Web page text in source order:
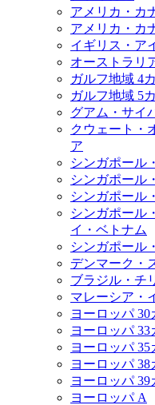
アメリカ・カ
アメリカ・カ
イギリス・ア
オーストラリ
ガルフ地域 4
ガルフ地域 5
グアム・サイ
クウェート・
ア
シンガポール
シンガポール
シンガポール
シンガポール
イ・ベトナム
シンガポール
デンマーク・
ブラジル・チ
マレーシア・
ヨーロッパ 30
ヨーロッパ 33
ヨーロッパ 35
ヨーロッパ 38
ヨーロッパ 39
ヨーロッパ A